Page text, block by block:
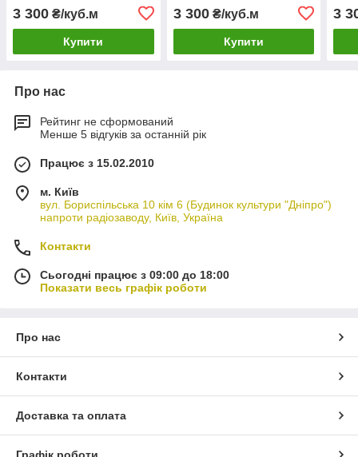
3 300 ₴/куб.м
Купити
3 300₴/куб.м
Купити
3
Про нас
Рейтинг не сформований
Менше 5 відгуків за останній рік
Працює з 15.02.2010
м. Київ
вул. Бориспільська 10 кім 6 (Будинок культури "Дніпро")
напроти радіозаводу, Київ, Україна
Контакти
Сьогодні працює з 09:00 до 18:00
Показати весь графік роботи
Про нас
Контакти
Доставка та оплата
Графік роботи